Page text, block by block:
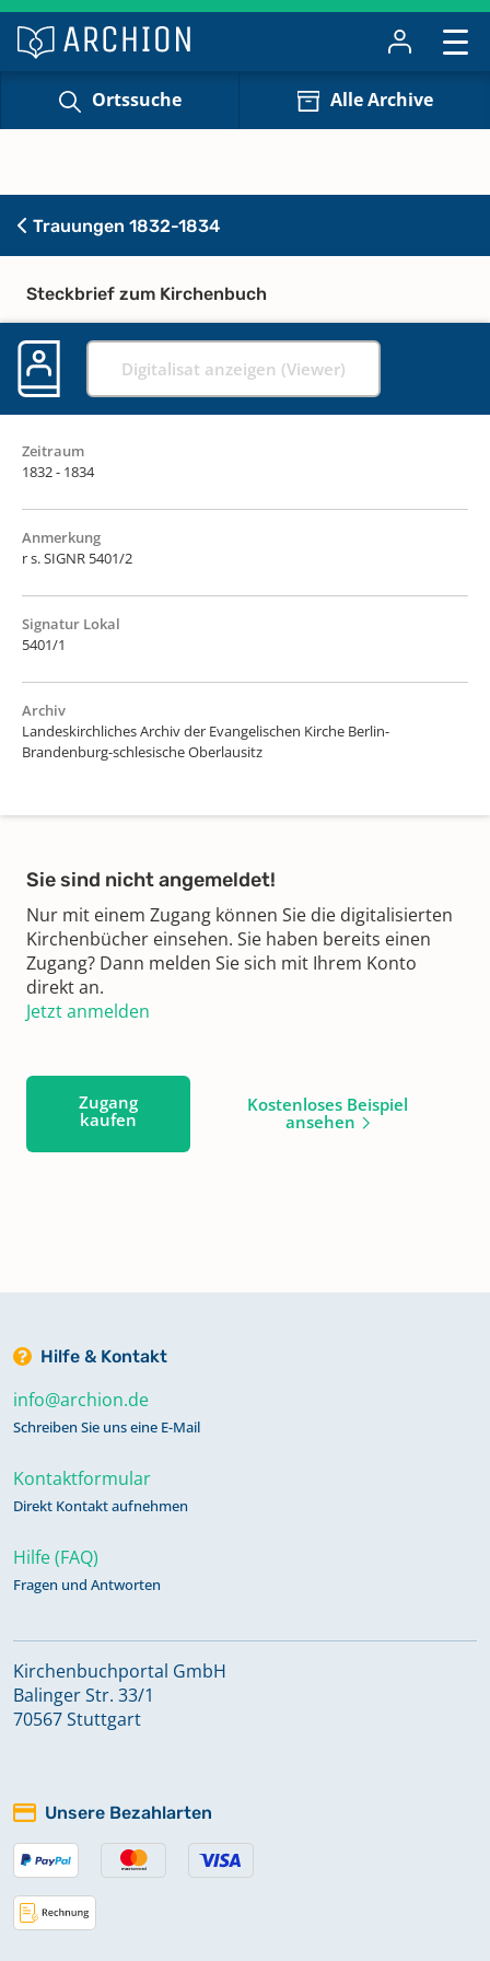
Ortssuche Alle Archive
Trauungen 1832-1834
Steckbrief zum Kirchenbuch
Digitalisat anzeigen (Viewer)
Zeitraum
1832 - 1834
Anmerkung
r s. SIGNR 5401/2
Signatur Lokal
5401/1
Archiv
Landeskirchliches Archiv der Evangelischen Kirche Berlin-
Brandenburg-schlesische Oberlausitz
Sie sind nicht angemeldet!
Nur mit einem Zugang können Sie die digitalisierten
Kirchenbücher einsehen. Sie haben bereits einen
Zugang? Dann melden Sie sich mit Ihrem Konto
direkt an.
Jetzt anmelden
Zugang
kaufen
Kostenloses Beispiel
ansehen
Hilfe & Kontakt
info@archion.de
Schreiben Sie uns eine E-Mail
Kontaktformular
Direkt Kontakt aufnehmen
Hilfe (FAQ)
Fragen und Antworten
Kirchenbuchportal GmbH
Balinger Str. 33/1
70567 Stuttgart
Unsere Bezahlarten